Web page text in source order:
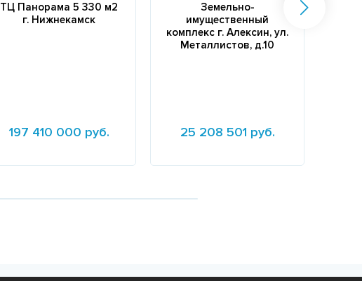
ТЦ Панорама 5 330 м2
г. Нижнекамск
197 410 000 руб.
Земельно-
имущественный
комплекс г. Алексин, ул.
Металлистов, д.10
25 208 501 руб.